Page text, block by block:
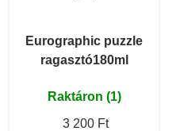
Eurographic puzzle
ragasztó180ml
Raktáron (1)
3 200 Ft